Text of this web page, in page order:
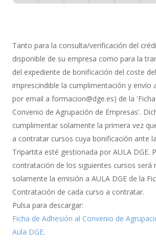
-
de
Bonificación
Tanto para la consulta/verificación del
disponible de su empresa como para la
del expediente de bonificación del coste
imprescindible la cumplimentación y envío
por email a formacion@dge.es) de la
Convenio de Agrupación de Empresas'.
cumplimentar solamente la primera vez
a contratar cursos cuya bonificación ante
Tripartita esté gestionada por AULA DGE.
contratación de los siguientes cursos será
solamente la emisión a AULA DGE de la
Contratación de cada curso a contratar.
Pulsa para descargar:
Ficha de Adhesión al Convenio de
Aula DGE.